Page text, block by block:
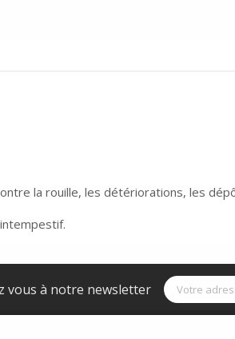
la rouille, les détériorations, les
vous à notre newsletter